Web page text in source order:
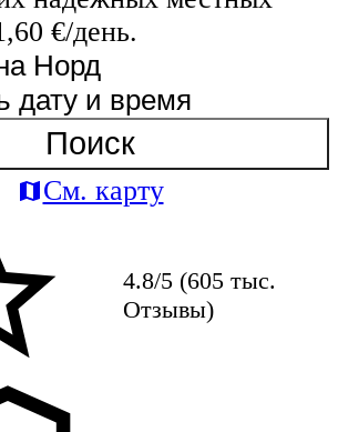
€/день.
Норд
дату и время
Поиск
См. карту
4.8/5 (605 тыс.
Отзывы)